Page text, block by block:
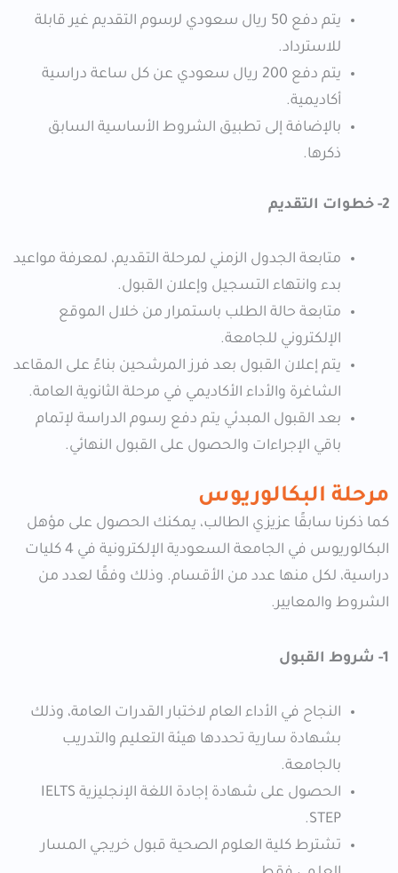
يتم دفع 50 ريال سعودي لرسوم التقديم غير قابلة
للاسترداد.
يتم دفع 200 ريال سعودي عن كل ساعة دراسية
أكاديمية.
بالإضافة إلى تطبيق الشروط الأساسية السابق
ذكرها.
2- خطوات التقديم
متابعة الجدول الزمني لمرحلة التقديم، لمعرفة مواعيد
بدء وانتهاء التسجيل وإعلان القبول.
متابعة حالة الطلب باستمرار من خلال الموقع
الإلكتروني للجامعة.
يتم إعلان القبول بعد فرز المرشحين بناءً على المقاعد
الشاغرة والأداء الأكاديمي في مرحلة الثانوية العامة.
بعد القبول المبدئي يتم دفع رسوم الدراسة لإتمام
باقي الإجراءات والحصول على القبول النهائي.
مرحلة البكالوريوس
كما ذكرنا سابقًا عزيزي الطالب، يمكنك الحصول على مؤهل
البكالوريوس في الجامعة السعودية الإلكترونية في 4 كليات
دراسية، لكل منها عدد من الأقسام. وذلك وفقًا لعدد من
الشروط والمعايير.
1- شروط القبول
النجاح في الأداء العام لاختبار القدرات العامة، وذلك
بشهادة سارية تحددها هيئة التعليم والتدريب
بالجامعة.
الحصول على شهادة إجادة اللغة الإنجليزية IELTS
STEP.
تشترط كلية العلوم الصحية قبول خريجي المسار